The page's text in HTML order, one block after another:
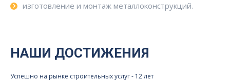
изготовление и монтаж металлоконструкций.
НАШИ ДОСТИЖЕНИЯ
Успешно на рынке строительных услуг - 12 лет